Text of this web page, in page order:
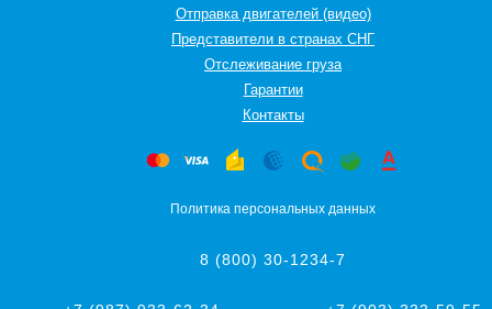
Отправка двигателей (видео)
Представители в странах СНГ
Oтслеживание груза
Гарантии
Контакты
Политика персональных данных
8 (800) 30-1234-7